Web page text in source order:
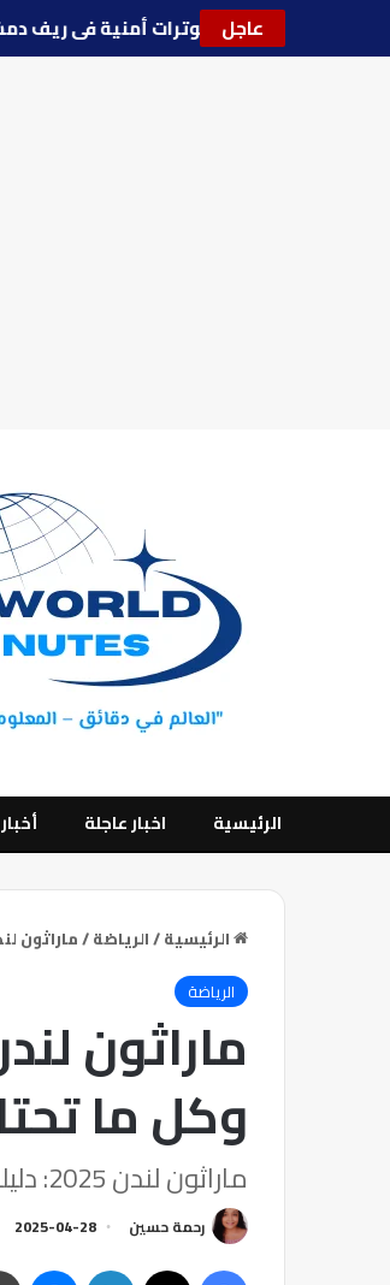
عاجل 🔵توترات أمنية في
الرئيسية اخبار عاجلة
الرئيسية/الرياضة/ماراثون لندن 2025: المسار، العداؤون، وكل ما
الرياضة
وكل ما
ماراثون لندن 2025: دليلك الشامل للمسار والعدائين."
رحمة حسين 2025-04-28